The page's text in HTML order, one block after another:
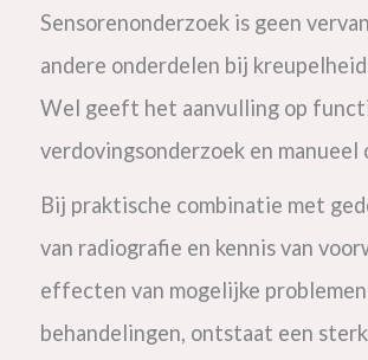
Sensorenonderzoek is geen
andere onderdelen bij
Wel geeft het aanvulling op
verdovingsonderzoek en manueel
Bij praktische combinatie met
van radiografie en kennis van
effecten van mogelijke
behandelingen, ontstaat een